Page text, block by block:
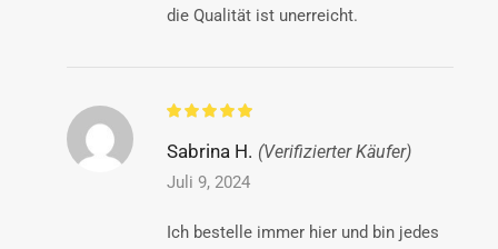
die Qualität ist unerreicht.
Sabrina H. (Verifizierter Käufer)
Juli 9, 2024
Ich bestelle immer hier und bin jedes